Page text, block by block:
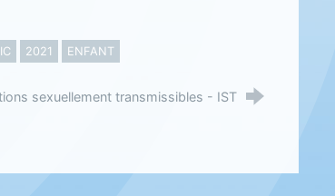
2021 ENFANT
sexuellement transmissibles - IST